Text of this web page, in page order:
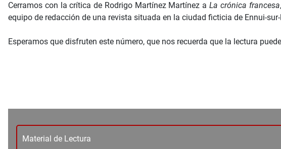
Material de Lectura
Cerramos con la crítica de Rodrigo Martínez Martínez a La crónica francesa
equipo de redacción de una revista situada en la ciudad ficticia de Ennui-
Esperamos que disfruten este número, que nos recuerda que la lectura